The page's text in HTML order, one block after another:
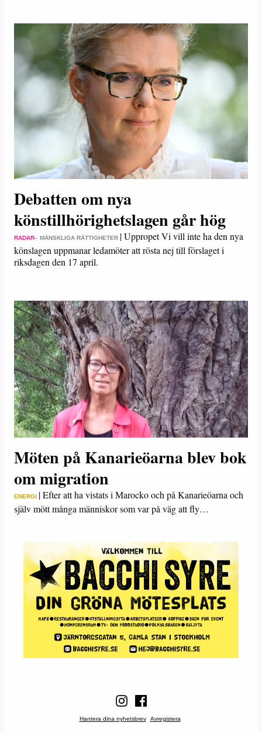
Debatten om nya
könstillhörighetslagen går hög
RADAR– MÄNSKLIGA RÄTTIGHETER |Uppropet Vi vill inte ha den nya
könslagen uppmanar ledamöter att rösta nej till förslaget i
riksdagen den 17 april.
Möten på Kanarieöarna blev bok
om migration
ENERGI |Efter att ha vistats i Marocko och på Kanarieöarna och
själv mött många människor som var på väg att fly…
Hantera dina nyhetsbrev Avregistera